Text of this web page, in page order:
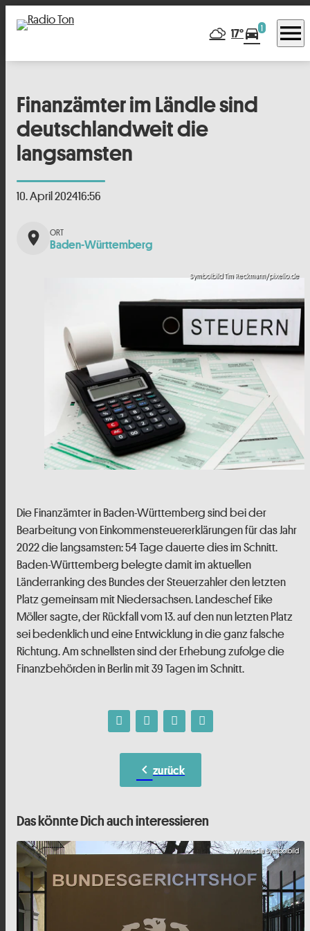
17°directions_car1 menu
Finanzämter im Ländle sind
deutschlandweit die
langsamsten
10. April 202416:56
place Baden-Württemberg
Symbolbild Tim Reckmann/pixelio.de
Die Finanzämter in Baden-Württemberg sind bei der
Bearbeitung von Einkommensteuererklärungen für das Jahr
2022 die langsamsten: 54 Tage dauerte dies im Schnitt.
Baden-Württemberg belegte damit im aktuellen
Länderranking des Bundes der Steuerzahler den letzten
Platz gemeinsam mit Niedersachsen. Landeschef Eike
Möller sagte, der Rückfall vom 13. auf den nun letzten Platz
sei bedenklich und eine Entwicklung in die ganz falsche
Richtung. Am schnellsten sind der Erhebung zufolge die
Finanzbehörden in Berlin mit 39 Tagen im Schnitt.
chevron_left zurück
Das könnte Dich auch interessieren
Wikimedia Symbolbild